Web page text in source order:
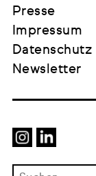
Presse
Impressum
Datenschutz
Newsletter
Suchen